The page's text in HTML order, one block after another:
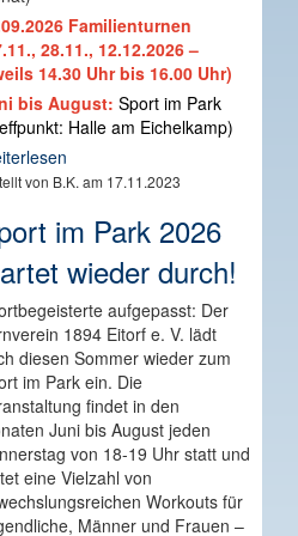
Familienturnen
28.11., 12.12.2026 –
14.30 Uhr bis 16.00 Uhr)
bis August: Sport im Park
Halle am Eichelkamp)
von B.K. am 17.11.2023
im Park 2026
wieder durch!
aufgepasst: Der
1894 Eitorf e. V. lädt
diesen Sommer wieder zum
im Park ein. Die
findet in den
Juni bis August jeden
von 18-19 Uhr statt und
eine Vielzahl von
Workouts für
Männer und Frauen –